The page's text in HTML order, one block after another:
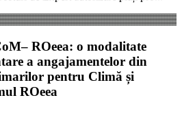
ROeea: o modalitate
a angajamentelor din
pentru Climă și
ROeea